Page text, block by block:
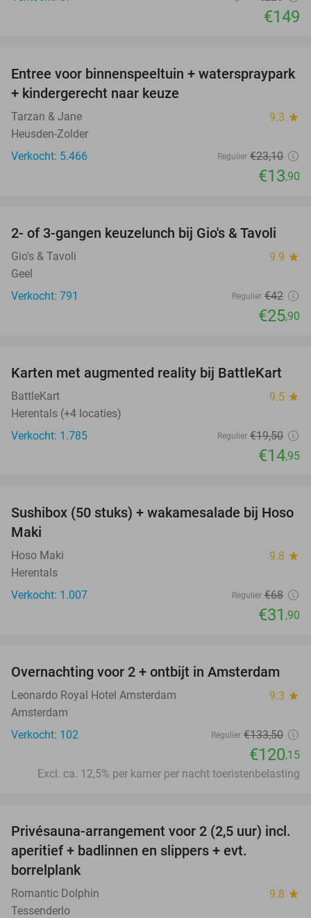
€149
40%
Entree voor binnenspeeltuin + waterspraypark
+ kindergerecht naar keuze
Tarzan & Jane 9.3 star
Heusden-Zolder
Verkocht: 5.466
Regulier €23,10
€13,90
38%
2- of 3-gangen keuzelunch bij Gio's & Tavoli
Gio's & Tavoli 9.9 star
Geel
Verkocht: 791
Regulier €42
€25,90
23%
Karten met augmented reality bij BattleKart
BattleKart 9.5 star
Herentals (+4 locaties)
Verkocht: 1.785
Regulier €19,50
€14,95
53%
Sushibox (50 stuks) + wakamesalade bij Hoso
Maki
Hoso Maki 9.8 star
Herentals
Verkocht: 1.007
Regulier €68
€31 ,90
10%
Overnachting voor 2 + ontbijt in Amsterdam
Leonardo Royal Hotel Amsterdam 9.3 star
Amsterdam
Verkocht: 102
Regulier €133,50
€120,15
Excl. ca. 12,5% per kamer per nacht toeristenbelasting
34%
Privésauna-arrangement voor 2 (2,5 uur) incl.
aperitief + badlinnen en slippers + evt.
borrelplank
Romantic Dolphin 9.8 star
Tessenderlo